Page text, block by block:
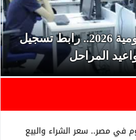
تنسيق الجامعات الحكومية 2026.. رابط تسجيل
المراحل
في مصر.. سعر الشراء والبيع